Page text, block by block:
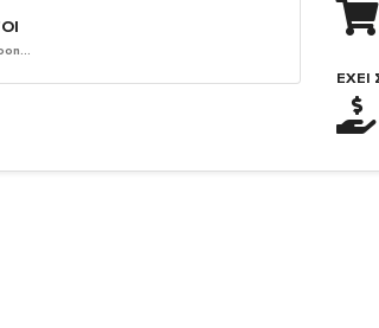
ΈΧΕΙ